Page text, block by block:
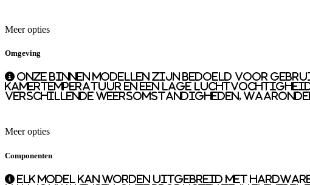
Meer opties
Omgeving
Onze binnen modellen zijn bedoeld voor
kamertemperatuur en een lage
verschillende weersomstandigheden,
Meer opties
Componenten
Elk model kan worden uitgebreid met